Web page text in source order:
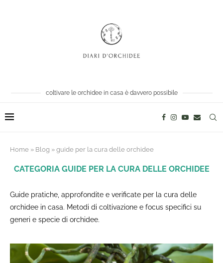
coltivare le orchidee in casa è davvero possibile
Home » Blog » guide per la cura delle orchidee
CATEGORIA GUIDE PER LA CURA DELLE ORCHIDEE
Guide pratiche, approfondite e verificate per la cura delle
orchidee in casa. Metodi di coltivazione e focus specifici su
generi e specie di orchidee.